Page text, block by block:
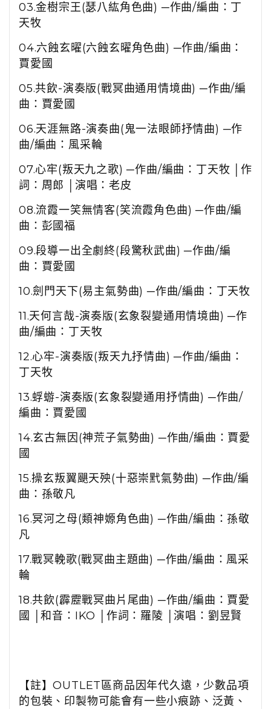
03.金樹宗王(瑟八紘角色曲) ─作曲/編曲：丁
天牧
04.六蝕玄曜(六蝕玄曜角色曲) ─作曲/編曲：
賈愛國
05.共飲-演奏版(戰冥曲通用情境曲)─作曲/編
曲：賈愛國
06.天涯無路-演奏曲(鬼一法眼師抒情曲) ─作
曲/編曲：風采輪
07.心牢(叛天九之歌)─作曲/編曲：丁天牧 │作
詞：周郎 │演唱：老皮
08.流霞一笑無情客(笑流霞角色曲)─作曲/編
曲：彭國福
09.段導一出全劇終(段驚秋武曲)─作曲/編
曲：賈愛國
10.劍門天下(易主氣勢曲)─作曲/編曲：丁天牧
11.天何言哉-演奏版(玄象裂變通用情境曲)─作
曲/編曲：丁天牧
12.心牢-演奏版(叛天九抒情曲)─作曲/編曲：
丁天牧
13.蜉蝣-演奏版(玄象裂變通用抒情曲) ─作曲/
編曲：賈愛國
14.玄古無因(神荒子氣勢曲) ─作曲/編曲：賈愛
國
15.操玄叛翼颶天殃(十惡崇黓氣勢曲)─作曲/編
曲：孫敬凡
16.冥河之母(類神嫄角色曲) ─作曲/編曲：孫敬
凡
17.戰冥輓歌(戰冥曲主題曲) ─作曲/編曲：風采
輪
18.共飲(霹靂戰冥曲片尾曲) ─作曲/編曲：賈愛
國 │和音： IKO │作詞：羅陵 │演唱：劉昱賢
【註】OUTLET區商品因年代久遠，少數品項
的包裝、印製物可能會有一些小痕跡、泛黃、